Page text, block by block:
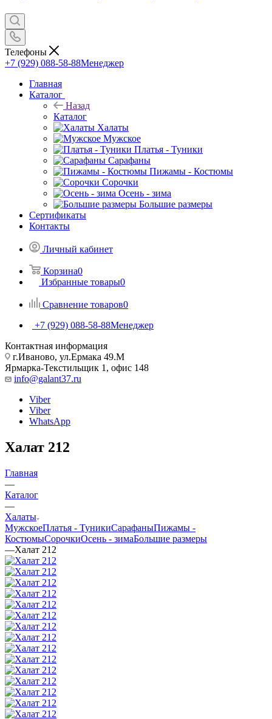
Телефоны
+7 (929) 088-58-88Менеджер
Главная
Каталог
Назад
Каталог
Халаты
Мужское
Платья - Туники
Сарафаны
Пижамы - Костюмы
Сорочки
Oсень - зима
Большие размеры
Сертификаты
Контакты
Личный кабинет
Корзина0
Избранные товары0
Сравнение товаров0
+7 (929) 088-58-88Менеджер
Контактная информация
г.Иваново, ул.Ермака 49.M
Ярмарка-Текстильщик 1, офис 148
info@galant37.ru
Viber
Viber
WhatsApp
Халат 212
Главная
—
Каталог
—
Халаты
МужскоеПлатья - ТуникиСарафаныПижамы -
КостюмыСорочкиOсень - зимаБольшие размеры
—Халат 212